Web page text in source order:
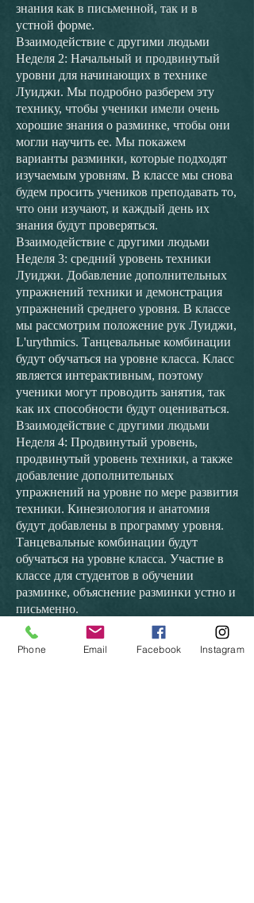
знания как в письменной, так и в
устной форме.
Взаимодействие с другими людьми
Неделя 2: Начальный и продвинутый
уровни для начинающих в технике
Луиджи. Мы подробно разберем эту
технику, чтобы ученики имели очень
хорошие знания о разминке, чтобы они
могли научить ее. Мы покажем
варианты разминки, которые подходят
изучаемым уровням. В классе мы снова
будем просить учеников преподавать то,
что они изучают, и каждый день их
знания будут проверяться.
Взаимодействие с другими людьми
Неделя 3: средний уровень техники
Луиджи. Добавление дополнительных
упражнений техники и демонстрация
упражнений среднего уровня. В классе
мы рассмотрим положение рук Луиджи,
L'urythmics. Танцевальные комбинации
будут обучаться на уровне класса. Класс
является интерактивным, поэтому
ученики могут проводить занятия, так
как их способности будут оцениваться.
Взаимодействие с другими людьми
Неделя 4: Продвинутый уровень,
продвинутый уровень техники, а также
добавление дополнительных
упражнений на уровне по мере развития
техники. Кинезиология и анатомия
будут добавлены в программу уровня.
Танцевальные комбинации будут
обучаться на уровне класса. Участие в
классе для студентов в обучении
разминке, объяснение разминки устно и
письменно.
Взаимодействие с другими людьми
По завершении каждого уровня
программы студент получит сертификат
Phone Email Facebook Instagram